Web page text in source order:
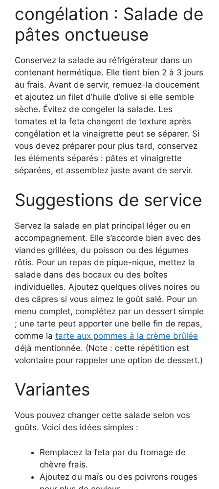
congélation : Salade de
pâtes onctueuse
Conservez la salade au réfrigérateur dans un
contenant hermétique. Elle tient bien 2 à 3 jours
au frais. Avant de servir, remuez-la doucement
et ajoutez un filet d’huile d’olive si elle semble
sèche. Évitez de congeler la salade. Les
tomates et la feta changent de texture après
congélation et la vinaigrette peut se séparer. Si
vous devez préparer pour plus tard, conservez
les éléments séparés : pâtes et vinaigrette
séparées, et assemblez juste avant de servir.
Suggestions de service
Servez la salade en plat principal léger ou en
accompagnement. Elle s’accorde bien avec des
viandes grillées, du poisson ou des légumes
rôtis. Pour un repas de pique-nique, mettez la
salade dans des bocaux ou des boîtes
individuelles. Ajoutez quelques olives noires ou
des câpres si vous aimez le goût salé. Pour un
menu complet, complétez par un dessert simple
; une tarte peut apporter une belle fin de repas,
comme la tarte aux pommes à la crème brûlée
déjà mentionnée. (Note : cette répétition est
volontaire pour rappeler une option de dessert.)
Variantes
Vous pouvez changer cette salade selon vos
goûts. Voici des idées simples :
Remplacez la feta par du fromage de
chèvre frais.
Ajoutez du maïs ou des poivrons rouges